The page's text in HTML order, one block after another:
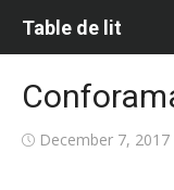
Table de lit
Posted
December 7, 2017